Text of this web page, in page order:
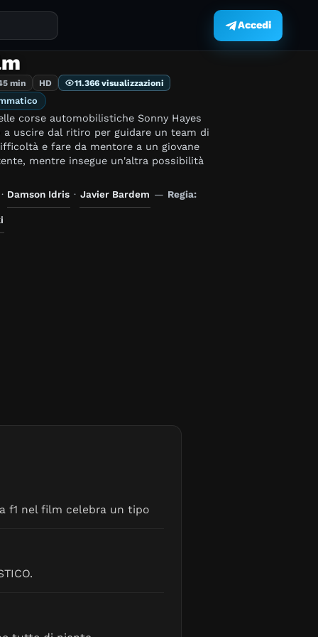
Accedi
min HD 11.366 visualizzazioni
corse automobilistiche Sonny Hayes
a uscire dal ritiro per guidare un team di
e fare da mentore a un giovane
mentre insegue un'altra possibilità
· Damson Idris · Javier Bardem — Regia:
f1 nel film celebra un tipo